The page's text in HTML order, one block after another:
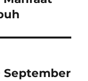
September